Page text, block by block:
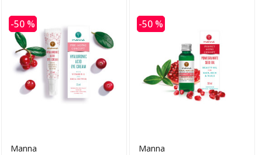
-50 %
Manna
-50 %
Manna